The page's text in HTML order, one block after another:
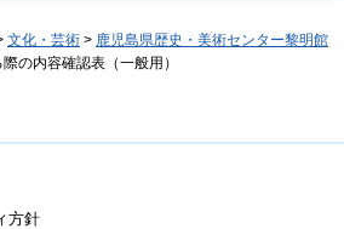
文化・芸術 > 鹿児島県歴史・美術センター黎明館
の内容確認表（一般用）
方針